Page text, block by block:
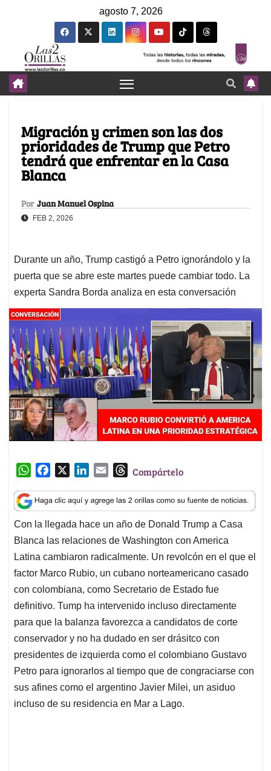
agosto 7, 2026
Migración y crimen son las dos
prioridades de Trump que Petro
tendrá que enfrentar en la Casa
Blanca
Por Juan Manuel Ospina
FEB 2, 2026
Durante un año, Trump castigó a Petro ignorándolo y la
puerta que se abre este martes puede cambiar todo. La
experta Sandra Borda analiza en esta conversación
W
a
t
s
A
p
p
c
e
b
o
o
k
n
k
e
d
I
n
a
i
l
T
r
e
a
d
s
Compártelo
Con la llegada hace un año de Donald Trump a Casa
Blanca las relaciones de Washington con America
Latina cambiaron radicalmente. Un revolcón en el que el
factor Marco Rubio, un cubano norteamericano casado
con colombiana, como Secretario de Estado fue
definitivo. Tump ha intervenido incluso directamente
para que la balanza favorezca a candidatos de corte
conservador y no ha dudado en ser drásitco con
presidentes de izquierda como el colombiano Gustavo
Petro para ignorarlos al tiempo que de congraciarse con
sus afines como el argentino Javier Milei, un asiduo
incluso de su residencia en Mar a Lago.